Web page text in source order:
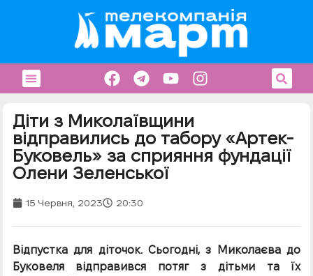
Діти з Миколаївщини
відправились до табору «Артек-
Буковель» за сприяння фундації
Олени Зеленської
15 Червня, 2023 20:30
Відпустка для діточок. Сьогодні, з Миколаєва до
Буковеля відправився потяг з дітьми та їх